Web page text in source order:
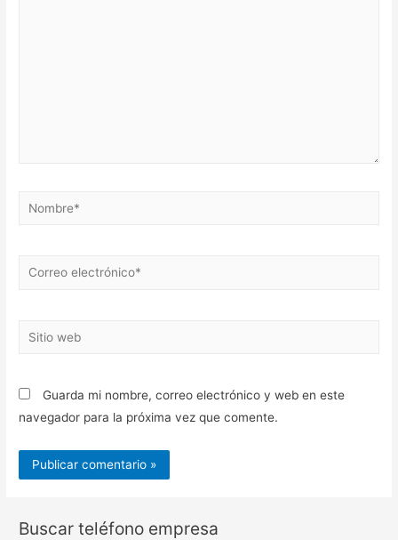
Nombre*
Correo
Sitio
Guarda mi nombre, correo electrónico y web en este
navegador para la próxima vez que comente.
Buscar teléfono empresa